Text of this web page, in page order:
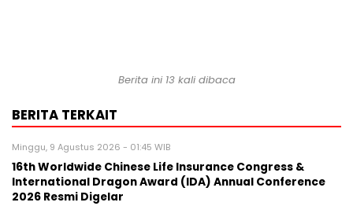
Berita ini 13 kali dibaca
BERITA TERKAIT
Minggu, 9 Agustus 2026 - 01:45 WIB
16th Worldwide Chinese Life Insurance Congress &
International Dragon Award (IDA) Annual Conference
2026 Resmi Digelar